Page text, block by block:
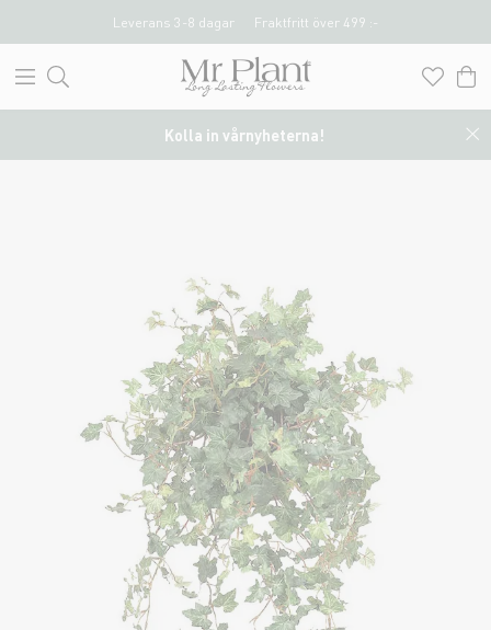
Leverans 3-8 dagar Fraktfritt över 499 :-
Kolla in vårnyheterna!